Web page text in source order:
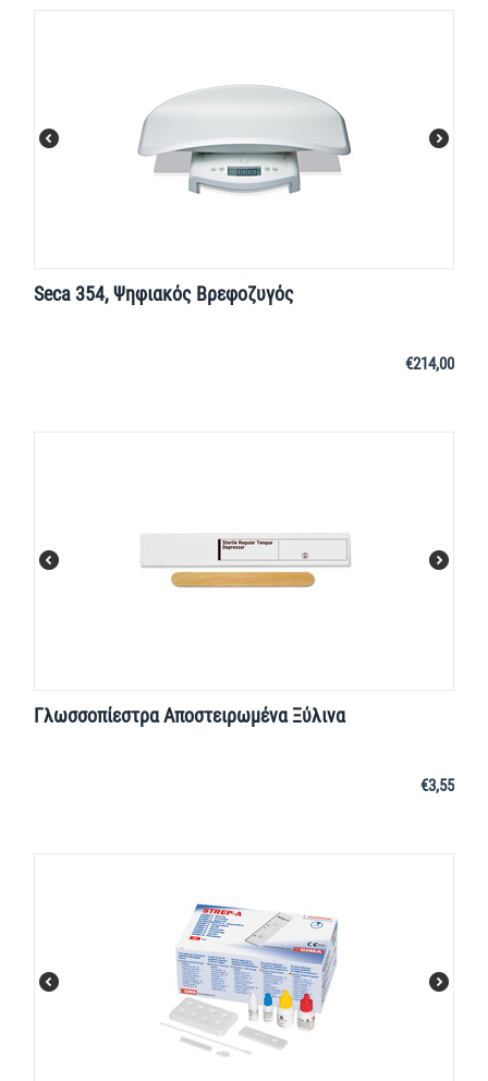
Seca 354, Ψηφιακός Βρεφοζυγός
€214,00
Γλωσσοπίεστρα Αποστειρωμένα Ξύλινα
€3,55